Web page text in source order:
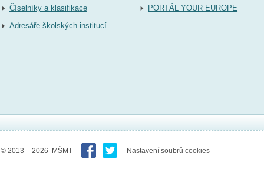
Číselníky a klasifikace
Adresáře školských institucí
PORTÁL YOUR EUROPE
© 2013 – 2026 MŠMT Nastavení soubrů cookies